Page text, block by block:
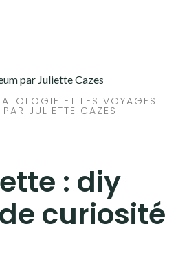
ET LES VOYAGES
JULIETTE CAZES
: diy
curiosité